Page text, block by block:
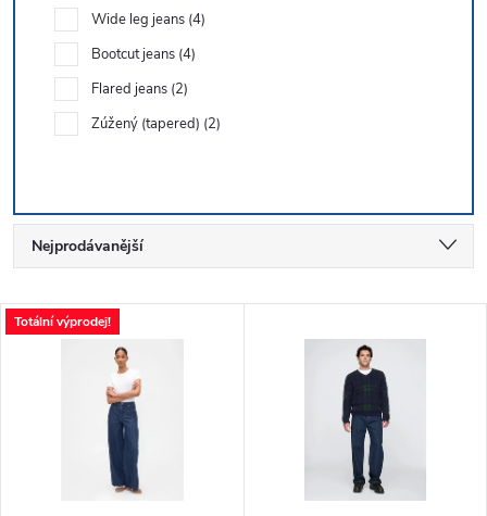
Wide leg jeans 4
Bootcut jeans 4
Flared jeans 2
Zúžený (tapered) 2
Ř
a
Nejprodávanější
Nejdražší
V
Totální výprodej!